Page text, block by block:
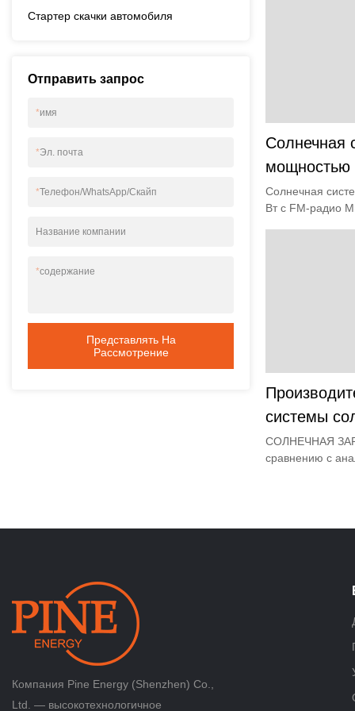
Стартер скачки автомобиля
Отправить запрос
*имя
*Эл. почта
*Телефон/WhatsApp/Скайп
Название компании
*содержание
Представлять На
Рассмотрение
Солнечная
мощностью
MP3 и 6
лампами.
Солнечная
Вт с FM-радио
системы
СОЛНЕЧНАЯ
сравнению с
ЗАРЯДНОЙ
Солнечная
возобновляемой
чистой работы,
районов, не
Компания Pine Energy (Shenzhen) Co.,
Ltd. — высокотехнологичное